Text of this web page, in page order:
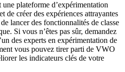
une plateforme d’expérimentation
de créer des expériences attrayantes
lancer des fonctionnalités de classe
Si vous n’êtes pas sûr, demandez
des experts en expérimentation de
vous pouvez tirer parti de VWO
les indicateurs clés de votre